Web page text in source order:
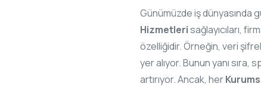
Günümüzde iş dünyasında
Hizmetlerisağlayıcıları,
özelliğidir. Örneğin, veri
yer alıyor. Bunun yanı
artırıyor. Ancak, her